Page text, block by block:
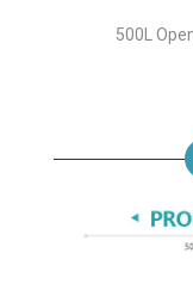
500 L